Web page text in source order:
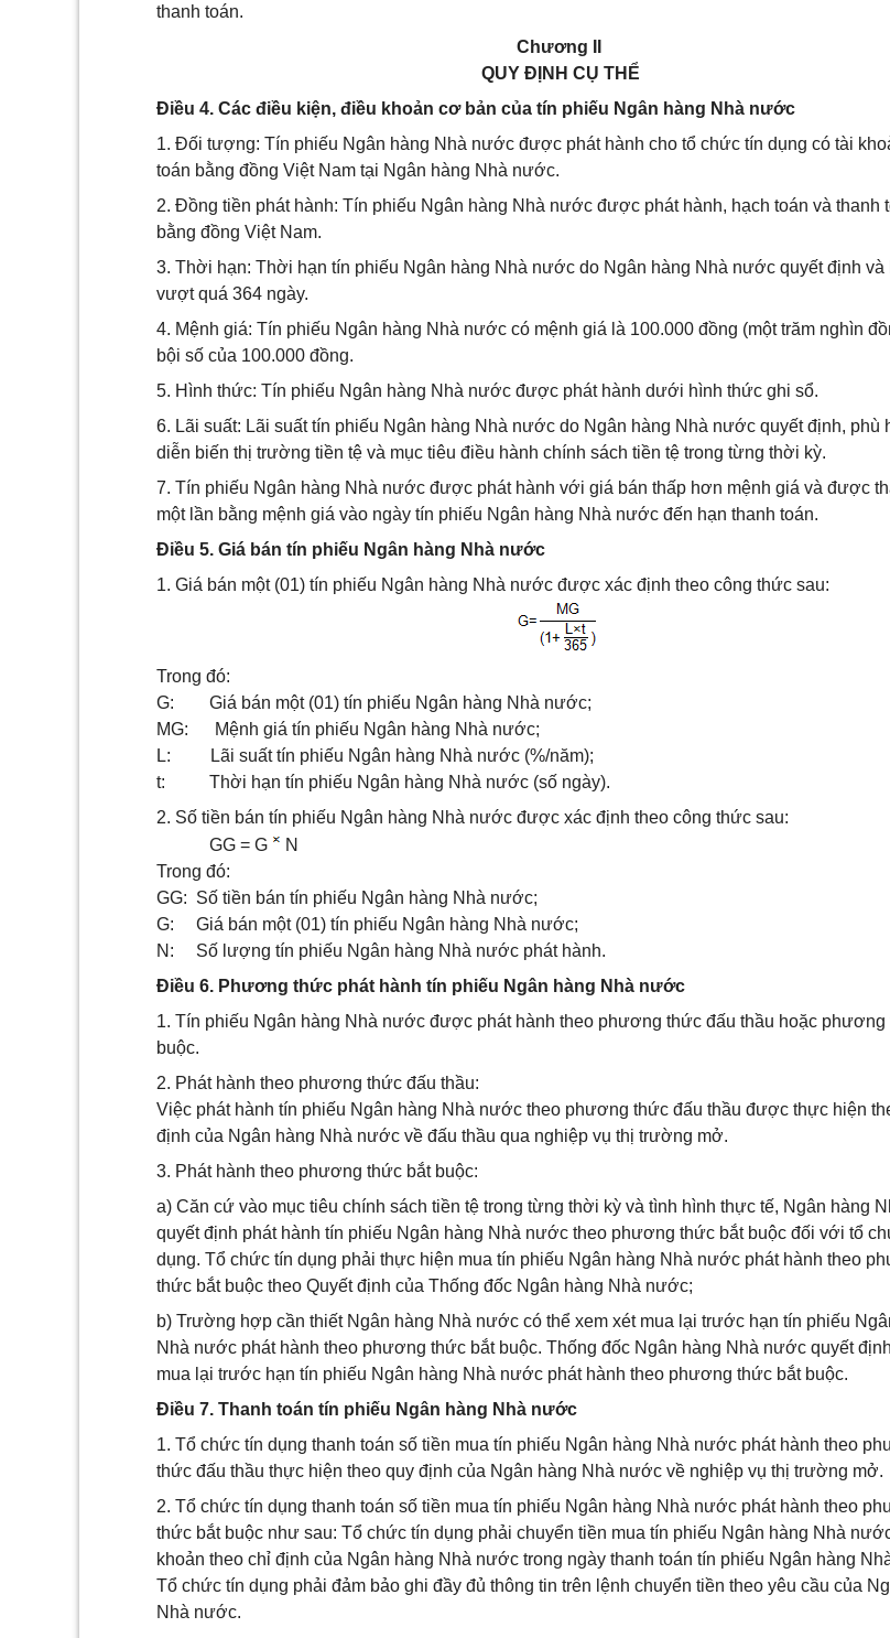
thanh toán.
Chương II
QUY ĐỊNH CỤ THỂ
Điều 4. Các điều kiện, điều khoản cơ bản của tín phiếu Ngân hàng Nhà nước
1. Đối tượng: Tín phiếu Ngân hàng Nhà nước được phát hành cho tổ chức tín dụng có tài
toán bằng đồng Việt Nam tại Ngân hàng Nhà nước.
2. Đồng tiền phát hành: Tín phiếu Ngân hàng Nhà nước được phát hành, hạch toán và thanh
bằng đồng Việt Nam.
3. Thời hạn: Thời hạn tín phiếu Ngân hàng Nhà nước do Ngân hàng Nhà nước quyết định và
vượt quá 364 ngày.
4. Mệnh giá: Tín phiếu Ngân hàng Nhà nước có mệnh giá là 100.000 đồng (một trăm nghìn
bội số của 100.000 đồng.
5. Hình thức: Tín phiếu Ngân hàng Nhà nước được phát hành dưới hình thức ghi sổ.
6. Lãi suất: Lãi suất tín phiếu Ngân hàng Nhà nước do Ngân hàng Nhà nước quyết định, phù
diễn biến thị trường tiền tệ và mục tiêu điều hành chính sách tiền tệ trong từng thời kỳ.
7. Tín phiếu Ngân hàng Nhà nước được phát hành với giá bán thấp hơn mệnh giá và được
một lần bằng mệnh giá vào ngày tín phiếu Ngân hàng Nhà nước đến hạn thanh toán.
Điều 5. Giá bán tín phiếu Ngân hàng Nhà nước
1. Giá bán một (01) tín phiếu Ngân hàng Nhà nước được xác định theo công thức sau:
Trong đó:
G: Giá bán một (01) tín phiếu Ngân hàng Nhà nước;
MG: Mệnh giá tín phiếu Ngân hàng Nhà nước;
L: Lãi suất tín phiếu Ngân hàng Nhà nước (%/năm);
t: Thời hạn tín phiếu Ngân hàng Nhà nước (số ngày).
2. Số tiền bán tín phiếu Ngân hàng Nhà nước được xác định theo công thức sau:
GG = G
N
Trong đó:
GG: Số tiền bán tín phiếu Ngân hàng Nhà nước;
G: Giá bán một (01) tín phiếu Ngân hàng Nhà nước;
N: Số lượng tín phiếu Ngân hàng Nhà nước phát hành.
Điều 6. Phương thức phát hành tín phiếu Ngân hàng Nhà nước
1. Tín phiếu Ngân hàng Nhà nước được phát hành theo phương thức đấu thầu hoặc phương
buộc.
2. Phát hành theo phương thức đấu thầu:
Việc phát hành tín phiếu Ngân hàng Nhà nước theo phương thức đấu thầu được thực hiện
định của Ngân hàng Nhà nước về đấu thầu qua nghiệp vụ thị trường mở.
3. Phát hành theo phương thức bắt buộc:
a) Căn cứ vào mục tiêu chính sách tiền tệ trong từng thời kỳ và tình hình thực tế, Ngân hàng
quyết định phát hành tín phiếu Ngân hàng Nhà nước theo phương thức bắt buộc đối với tổ
dụng. Tổ chức tín dụng phải thực hiện mua tín phiếu Ngân hàng Nhà nước phát hành theo
thức bắt buộc theo Quyết định của Thống đốc Ngân hàng Nhà nước;
b) Trường hợp cần thiết Ngân hàng Nhà nước có thể xem xét mua lại trước hạn tín phiếu
Nhà nước phát hành theo phương thức bắt buộc. Thống đốc Ngân hàng Nhà nước quyết
mua lại trước hạn tín phiếu Ngân hàng Nhà nước phát hành theo phương thức bắt buộc.
Điều 7. Thanh toán tín phiếu Ngân hàng Nhà nước
1. Tổ chức tín dụng thanh toán số tiền mua tín phiếu Ngân hàng Nhà nước phát hành theo
thức đấu thầu thực hiện theo quy định của Ngân hàng Nhà nước về nghiệp vụ thị trường mở.
2. Tổ chức tín dụng thanh toán số tiền mua tín phiếu Ngân hàng Nhà nước phát hành theo
thức bắt buộc như sau: Tổ chức tín dụng phải chuyển tiền mua tín phiếu Ngân hàng Nhà
khoản theo chỉ định của Ngân hàng Nhà nước trong ngày thanh toán tín phiếu Ngân hàng
Tổ chức tín dụng phải đảm bảo ghi đầy đủ thông tin trên lệnh chuyển tiền theo yêu cầu của
Nhà nước.